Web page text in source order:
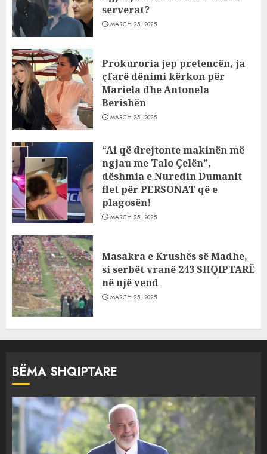
serverat?
MARCH 25, 2025
Prokuroria jep pretencën, ja
çfarë dënimi kërkon për
Mariela dhe Antonela
Berishën
MARCH 25, 2025
“Ai që drejtonte makinën më
ngjau me Talo Çelën”,
dëshmia e Nuredin Dumanit
flet për PERSONAT që e
plagosën!
MARCH 25, 2025
Masakra e Krushës së Madhe,
si serbët vranë 243 SHQIPTARË
në një vend
MARCH 25, 2025
BËMA SHQIPTARE